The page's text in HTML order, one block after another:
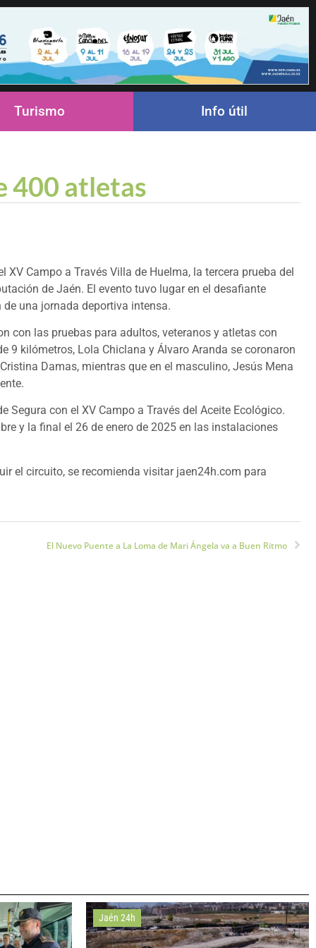
Turismo Info útil
400 atletas
Campo a Través Villa de Huelma, la tercera prueba del
de Jaén. El evento tuvo lugar en el desafiante
una jornada deportiva intensa.
con las pruebas para adultos, veteranos y atletas con
9 kilómetros, Lola Chiclana y Álvaro Aranda se coronaron
Damas, mientras que en el masculino, Jesús Mena
Segura con el XV Campo a Través del Aceite Ecológico.
y la final el 26 de enero de 2025 en las instalaciones
el circuito, se recomienda visitar jaen24h.com para
El Nuevo Puente a La Loma de Mari Ángela va a Buen Ritmo
Jaén 24h